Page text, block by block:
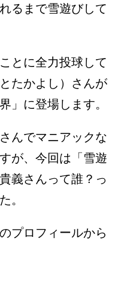
るまで雪遊びして
とに全力投球して
たかよし）さんが
」に登場します。
んでマニアックな
が、今回は「雪遊
義さんって誰？っ
。
プロフィールから